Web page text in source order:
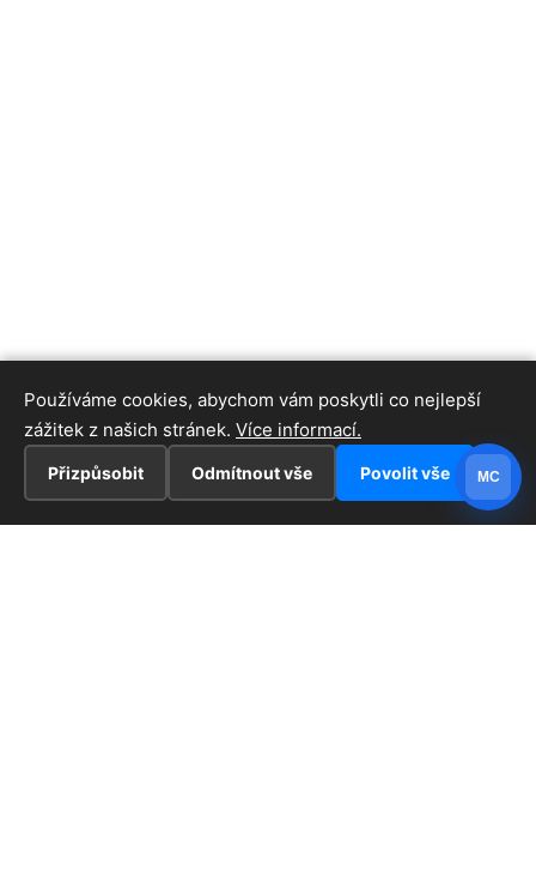
Používáme cookies, abychom vám poskytli co nejlepší
zážitek z našich stránek. Více informací.
Přizpůsobit Odmítnout vše Povolit vše MC